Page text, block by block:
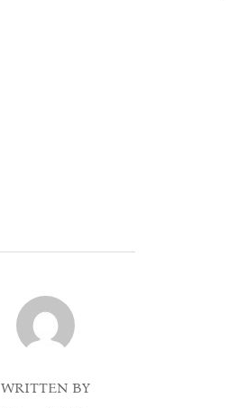
POST AUTHOR
WRITTEN BY